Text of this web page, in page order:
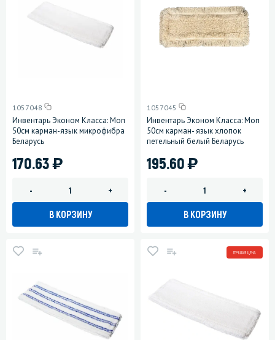
1057048
Инвентарь Эконом Класса: Моп
50см карман-язык микрофибра
Беларусь
170.63)
- +
В КОРЗИНУ
1057045
Инвентарь Эконом Класса: Моп
50см карман- язык хлопок
петельный белый Беларусь
195.60)
- +
В КОРЗИНУ
ЛУЧШАЯ ЦЕНА